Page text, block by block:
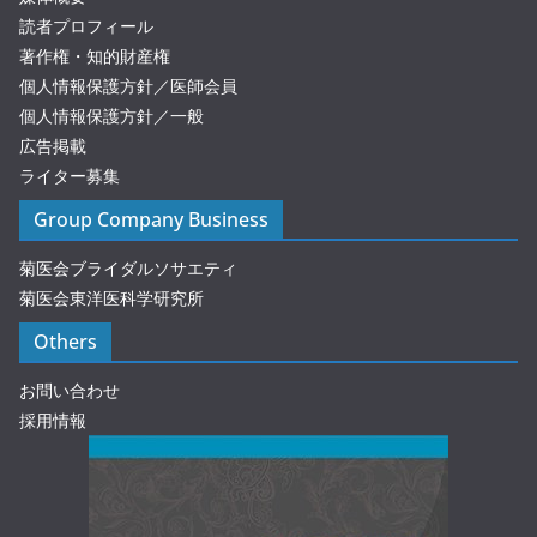
読者プロフィール
著作権・知的財産権
個人情報保護方針／医師会員
個人情報保護方針／一般
広告掲載
ライター募集
Group Company Business
菊医会ブライダルソサエティ
菊医会東洋医科学研究所
Others
お問い合わせ
採用情報